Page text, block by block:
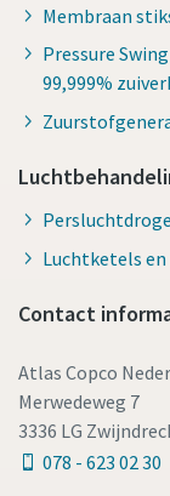
Membraan
Pressure
99,999%
Luchtketels
Contact
Atlas Copco
Merwedeweg 7
3336 LG
078 - 623 02 30